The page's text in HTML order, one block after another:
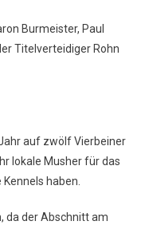
Burmeister, Paul
Titelverteidiger Rohn
auf zwölf Vierbeiner
lokale Musher für das
haben.
da der Abschnitt am